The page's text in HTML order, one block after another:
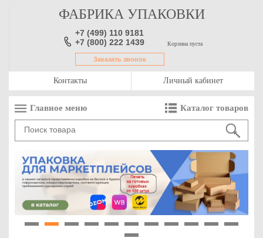
ФАБРИКА УПАКОВКИ
+7 (499) 110 9181
+7 (800) 222 1439
Заказать звонок
Корзина пуста
Контакты Личный кабинет
Главное меню Каталог товаров